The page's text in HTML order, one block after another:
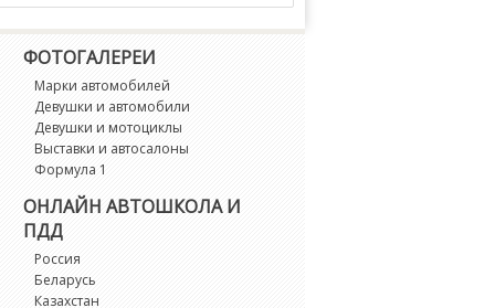
ФОТОГАЛЕРЕИ
Марки автомобилей
Девушки и автомобили
Девушки и мотоциклы
Выставки и автосалоны
Формула 1
ОНЛАЙН АВТОШКОЛА И
ПДД
Россия
Беларусь
Казахстан